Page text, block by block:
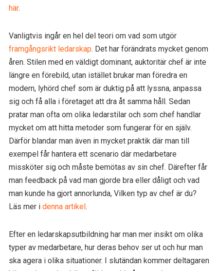
här.
Vanligtvis ingår en hel del teori om vad som utgör
framgångsrikt ledarskap. Det har förändrats mycket genom
åren. Stilen med en väldigt dominant, auktoritär chef är inte
längre en förebild, utan istället brukar man föredra en
modern, lyhörd chef som är duktig på att lyssna, anpassa
sig och få alla i företaget att dra åt samma håll. Sedan
pratar man ofta om olika ledarstilar och som chef handlar
mycket om att hitta metoder som fungerar för en själv.
Därför blandar man även in mycket praktik där man till
exempel får hantera ett scenario där medarbetare
missköter sig och måste bemötas av sin chef. Därefter får
man feedback på vad man gjorde bra eller dåligt och vad
man kunde ha gjort annorlunda, Vilken typ av chef är du?
Läs mer i denna artikel.
Efter en ledarskapsutbildning har man mer insikt om olika
typer av medarbetare, hur deras behov ser ut och hur man
ska agera i olika situationer. I slutändan kommer deltagaren